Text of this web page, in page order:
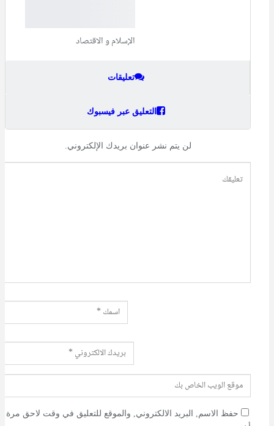
الإسلام و الاقتصاد
تعليقات
التعليق عبر فيسبوك
لن يتم نشر عنوان بريدك الإلكتروني.
حفظ الاسم, البريد الالكتروني, والموقع للتعليق في وقت لاحق مرة